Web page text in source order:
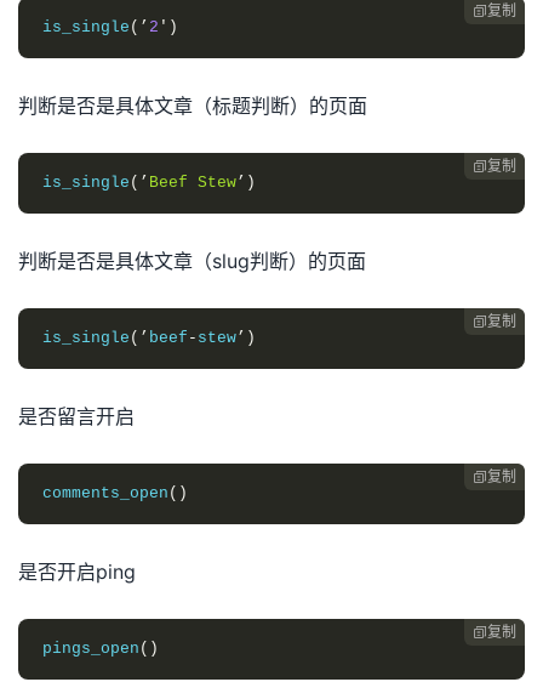
复制
is_single (’ 2 ′)
判断是否是具体文章（标题判断）的页面
复制
is_single (’ Beef Stew’)
判断是否是具体文章（slug判断）的页面
复制
is_single (’ beef - stew’)
是否留言开启
复制
comments_open ()
是否开启ping
复制
pings_open ()